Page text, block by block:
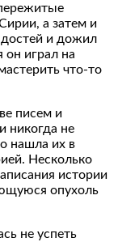
а затем и
и дожил
он играл на
что-то
писем и
никогда не
нашла их в
Несколько
истории
опухоль
не успеть